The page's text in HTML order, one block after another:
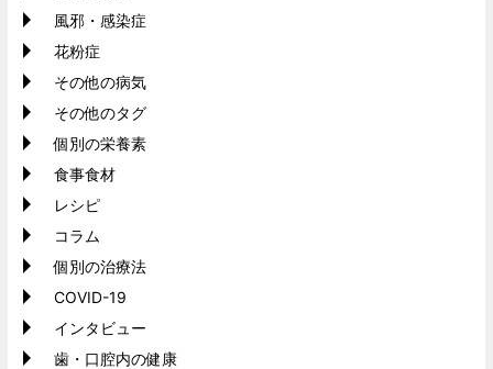
風邪・感染症
花粉症
その他の病気
その他のタグ
個別の栄養素
食事食材
レシピ
コラム
個別の治療法
COVID-19
インタビュー
歯・口腔内の健康